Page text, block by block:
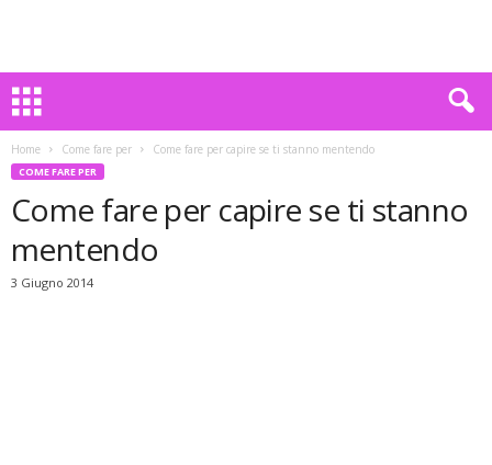
Home Come fare per Come fare per capire se ti stanno mentendo
COME FARE PER
Come fare per capire se ti stanno
mentendo
3 Giugno 2014